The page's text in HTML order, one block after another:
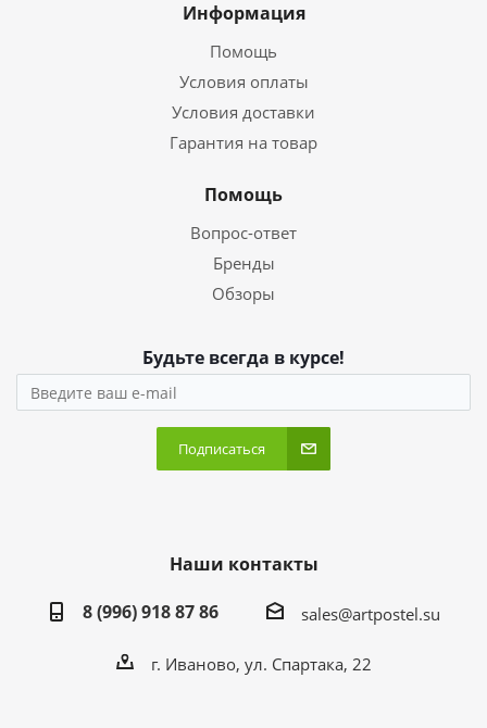
Информация
Помощь
Условия оплаты
Условия доставки
Гарантия на товар
Помощь
Вопрос-ответ
Бренды
Обзоры
Будьте всегда в курсе!
Подписаться
Наши контакты
8 (996) 918 87 86
sales@artpostel.su
г. Иваново, ул. Спартака, 22